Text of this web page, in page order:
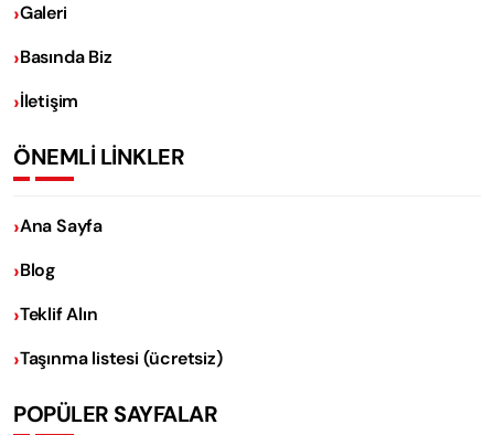
Galeri
Basında Biz
İletişim
ÖNEMLİ LİNKLER
Ana Sayfa
Blog
Teklif Alın
Taşınma listesi (ücretsiz)
POPÜLER SAYFALAR